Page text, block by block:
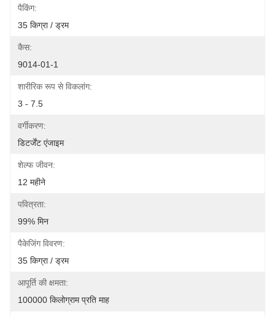
पैकिंग:
35 किग्रा / ड्रम
कैस:
9014-01-1
शारीरिक रूप से विकलांग:
3 - 7.5
वर्गीकरण:
डिटर्जेंट एंजाइम
शेल्फ जीवन:
12 महीने
पवित्रता:
99% मिन
पैकेजिंग विवरण:
35 किग्रा / ड्रम
आपूर्ति की क्षमता:
100000 किलोग्राम प्रति माह